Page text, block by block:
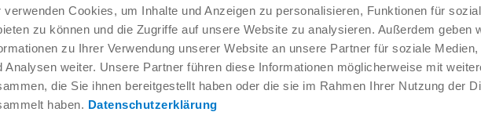
verwenden Cookies, um Inhalte und Anzeigen zu personalisieren, Funktionen für
zu können und die Zugriffe auf unsere Website zu analysieren. Außerdem geben
zu Ihrer Verwendung unserer Website an unsere Partner für soziale Medien,
Analysen weiter. Unsere Partner führen diese Informationen möglicherweise mit
die Sie ihnen bereitgestellt haben oder die sie im Rahmen Ihrer Nutzung der
haben. Datenschutzerklärung